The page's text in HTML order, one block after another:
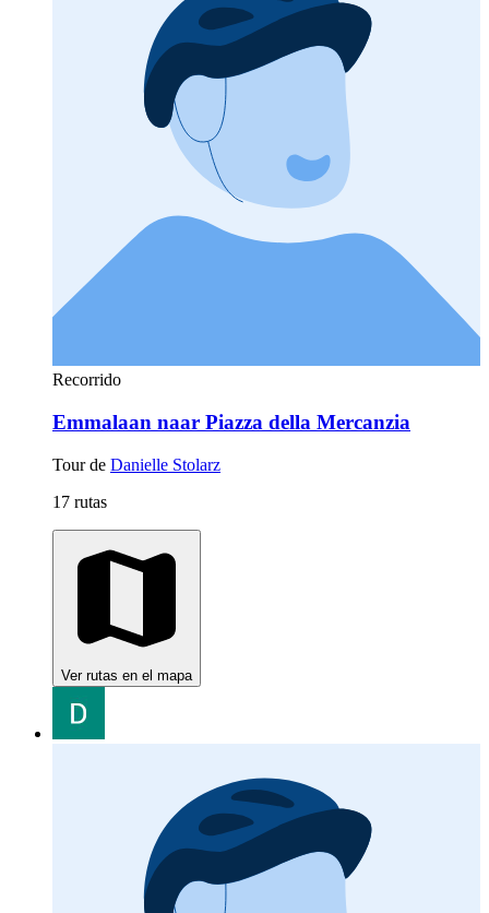
Recorrido
Emmalaan naar Piazza della Mercanzia
Tour de Danielle Stolarz
17 rutas
Ver rutas en el mapa